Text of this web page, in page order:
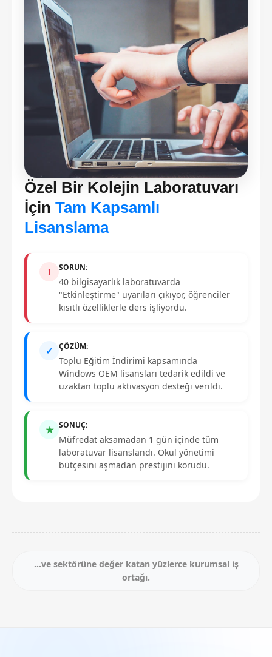
Özel Bir Kolejin Laboratuvarı
İçin Tam Kapsamlı
Lisanslama
! SORUN:
40 bilgisayarlık laboratuvarda
"Etkinleştirme" uyarıları çıkıyor, öğrenciler
kısıtlı özelliklerle ders işliyordu.
✓ ÇÖZÜM:
Toplu Eğitim İndirimi kapsamında
Windows OEM lisansları tedarik edildi ve
uzaktan toplu aktivasyon desteği verildi.
★ SONUÇ:
Müfredat aksamadan 1 gün içinde tüm
laboratuvar lisanslandı. Okul yönetimi
bütçesini aşmadan prestijini korudu.
...ve sektörüne değer katan yüzlerce kurumsal iş
ortağı.